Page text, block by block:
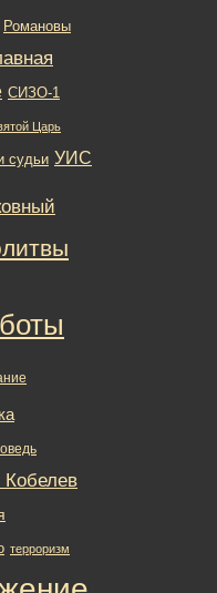
Романовы
СИЗО-1
Царь
судьи УИС
Кобелев
терроризм